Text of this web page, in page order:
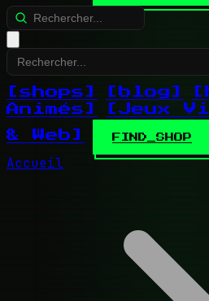
[shops] [blog]
Animés]
[Jeux
& Web]
FIND_SHOP
Accueil